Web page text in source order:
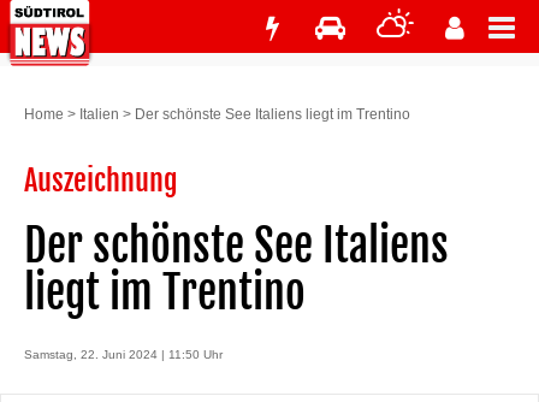
Home > Italien > Der schönste See Italiens liegt im Trentino
Auszeichnung
Der schönste See Italiens
liegt im Trentino
Samstag, 22. Juni 2024 | 11:50 Uhr